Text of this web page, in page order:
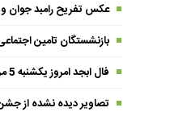
عکس تفریح رامبد جوان
بازنشستگان تامین اجتماعی چشم انتظار معوقات 4 میلیون
فال ابجد امروز یکشنبه 5 مرداد 1404 | حروف ابجد از تغییرات مثبت خبر می‌دهند !
تصاویر دیده نشده از